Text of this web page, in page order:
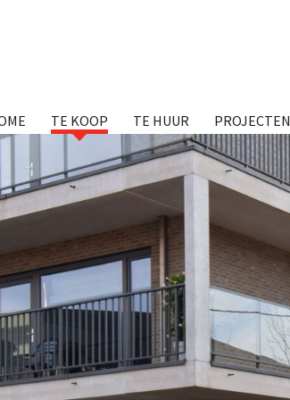
TE KOOP TE HUUR PROJECTEN